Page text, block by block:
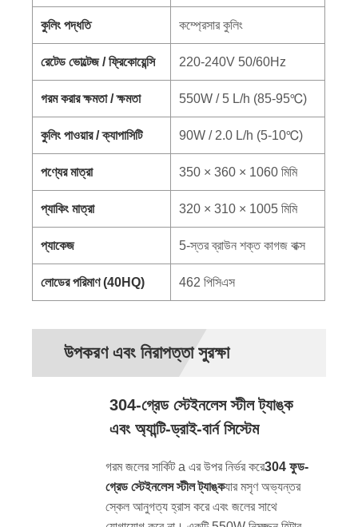
কুলিং পদ্ধতি কম্প্রেসার কুলিং
রেটেড ভোল্টেজ / ফ্রিকোয়েন্সি 220-240V 50/60Hz
গরম করার ক্ষমতা / ক্ষমতা 550W / 5 L/h (85-95℃)
কুলিং পাওয়ার / ক্যাপাসিটি 90W / 2.0 L/h (5-10℃)
পণ্যের মাত্রা 350 × 360 × 1060 মিমি
প্যাকিং মাত্রা 320 × 310 × 1005 মিমি
প্যাকেজ 5-স্তর ব্রাউন শক্ত কাগজ বাক্স
লোডের পরিমাণ (40HQ) 462 পিসিএস
উপকরণ এবং নিরাপত্তা সুরক্ষা
304‑গ্রেড স্টেইনলেস স্টীল ট্যাঙ্ক
এবং অ্যান্টি-ড্রাই-বার্ন সিস্টেম
গরম জলের সার্কিট a এর উপর নির্ভর করে304 ফুড-
গ্রেড স্টেইনলেস স্টীল ট্যাঙ্কযার মসৃণ অভ্যন্তর
স্কেল আনুগত্য হ্রাস করে এবং জলের সাথে